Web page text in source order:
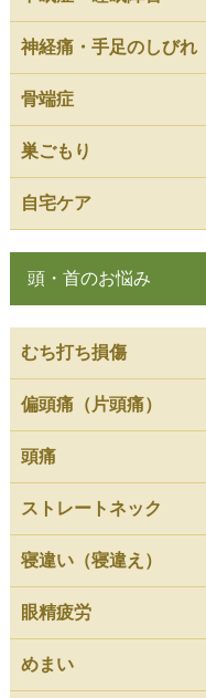
神経痛・手足のしびれ
骨端症
巣ごもり
自宅ケア
頭・首のお悩み
むち打ち損傷
偏頭痛（片頭痛）
頭痛
ストレートネック
寝違い（寝違え）
眼精疲労
めまい